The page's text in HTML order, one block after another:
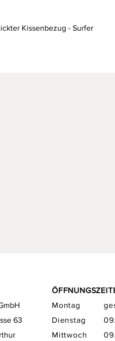
Kissenbezug - Surfer
63
Montag
Dienstag
Mittwoch